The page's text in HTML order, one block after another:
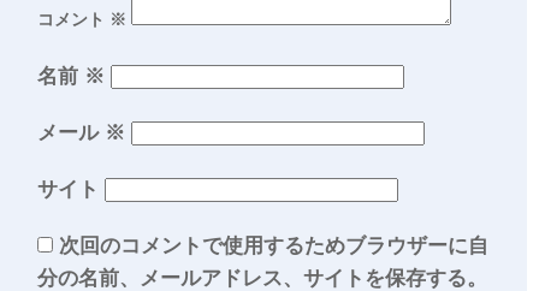
コメント ※
名前 ※
メール ※
サイト
次回のコメントで使用するためブラウザーに自
分の名前、メールアドレス、サイトを保存する。